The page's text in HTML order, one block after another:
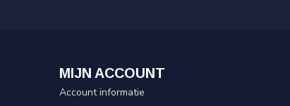
MIJN ACCOUNT
Account informatie